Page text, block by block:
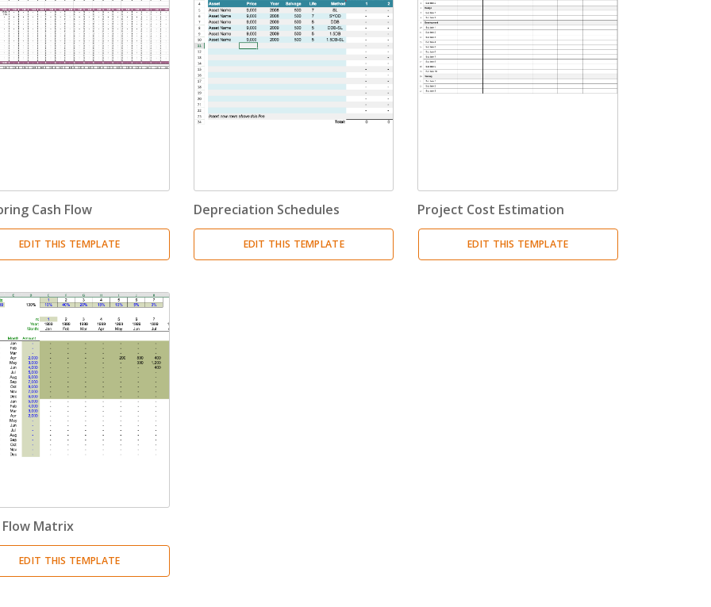
Cash Flow
EDIT THIS TEMPLATE
Depreciation Schedules
EDIT THIS TEMPLATE
Project Cost Estimation
EDIT THIS TEMPLATE
Flow Matrix
EDIT THIS TEMPLATE